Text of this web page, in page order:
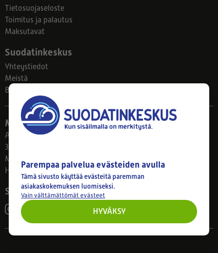
Tietosuojaseloste
Toimitus ja palautus
Maksutavat
Suodatinkeskus
Yhteystiedot
Meistä
Blogi
Myymälä
Ahlmanintie 61
33800 Tampere
Ma–Pe 8–17
Huom! Myymälän poikkeusaukiolot: 27.7.-21.8. klo 8-16
Seuraa meitä
Parempaa palvelua evästeiden avulla
Tämä sivusto käyttää evästeitä paremman
asiakaskokemuksen luomiseksi.
Vain välttämättömät evästeet
HYVÄKSY